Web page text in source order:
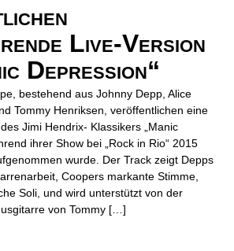
Live-Version
Depression“
bestehend aus Johnny Depp, Alice
Tommy Henriksen, veröffentlichen eine
Jimi Hendrix- Klassikers „Manic
ihrer Show bei „Rock in Rio“ 2015
wurde. Der Track zeigt Depps
Coopers markante Stimme,
Soli, und wird unterstützt von der
von Tommy […]